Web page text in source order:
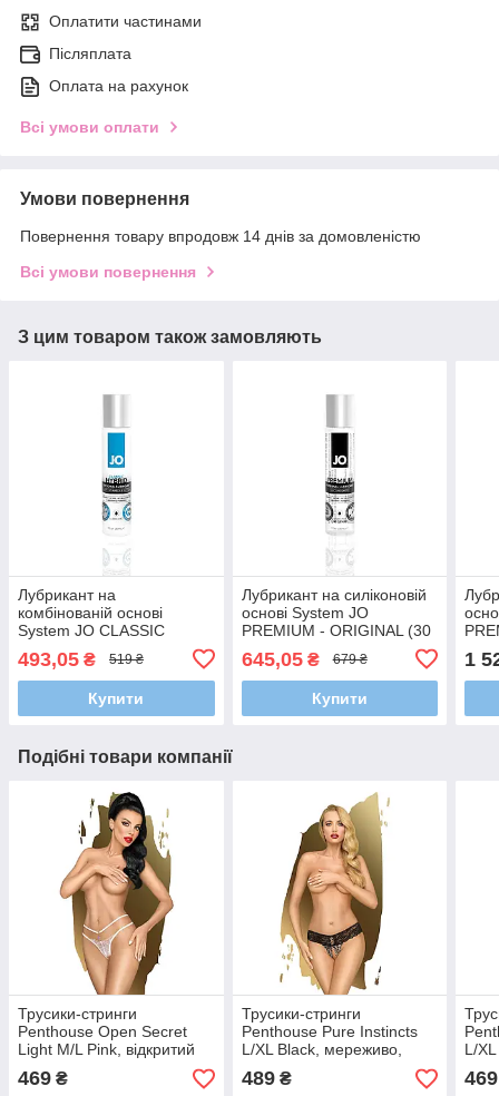
Оплатити частинами
Післяплата
Оплата на рахунок
Всі умови оплати
Умови повернення
Повернення товару впродовж 14 днів за домовленістю
Всі умови повернення
З цим товаром також замовляють
Лубрикант на
комбінованій основі
System JO CLASSIC
493,05 ₴ 519 ₴
Купити
Лубрикант на силіконовій
основі System JO
PREMIUM - ORIGINAL (30
645,05₴ 679 ₴
Купити
1
Подібні товари компанії
Трусики-стринги
Penthouse Open Secret
Light M/L Pink, відкритий
доступ, декор із мережива
та каменю
469 ₴
Трусики-стринги
Penthouse Pure Instincts
L/XL Black, мереживо,
відкритий доступ,
леопардовий декор
489₴
L/XL
та
469